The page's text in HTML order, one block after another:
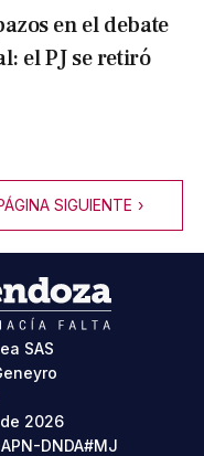
en el debate
el PJ se retiró
SIGUIENTE ›
SAS
2026
DNDA#MJ